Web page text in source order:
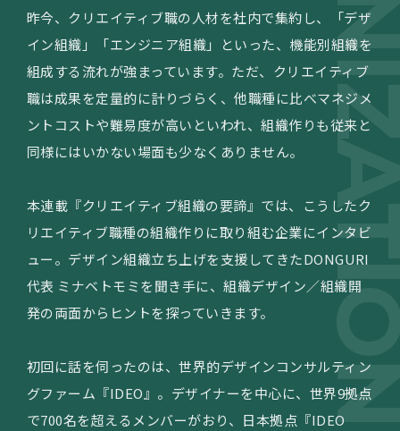
昨今、クリエイティブ職の人材を社内で集約し、「デザ
イン組織」「エンジニア組織」といった、機能別組織を
組成する流れが強まっています。ただ、クリエイティブ
職は成果を定量的に計りづらく、他職種に比べマネジメ
ントコストや難易度が高いといわれ、組織作りも従来と
同様にはいかない場面も少なくありません。
本連載『クリエイティブ組織の要諦』では、こうしたク
リエイティブ職種の組織作りに取り組む企業にインタビ
ュー。デザイン組織立ち上げを支援してきたDONGURI
代表 ミナベトモミを聞き手に、組織デザイン／組織開
発の両面からヒントを探っていきます。
初回に話を伺ったのは、世界的デザインコンサルティン
グファーム『IDEO』。デザイナーを中心に、世界9拠点
で700名を超えるメンバーがおり、日本拠点『IDEO